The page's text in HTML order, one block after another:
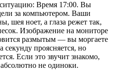
Время 17:00. Вы
за компьютером. Ваши
шея ноет, а глаза режет так,
Изображение на мониторе
размытым — вы моргаете
секунду проясняется, но
Если это звучит знакомо,
не одиноки.